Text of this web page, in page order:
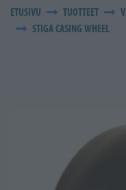
ETUSIVU TUOTTEET
STIGA CASING WHEEL